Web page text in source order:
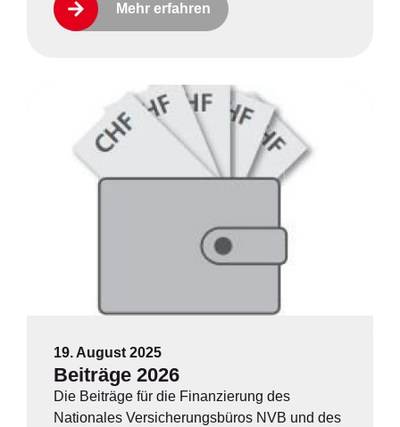
Mehr erfahren
19. August 2025
Beiträge 2026
Die Beiträge für die Finanzierung des
Nationales Versicherungsbüros NVB und des